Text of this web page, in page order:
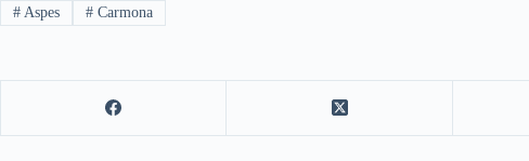
#Aspes #Carmona